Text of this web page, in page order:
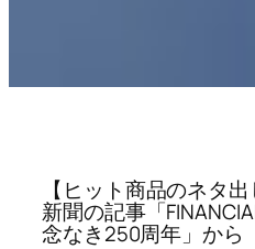
【ヒット商品のネタ
新聞の記事「
念なき250周年」から